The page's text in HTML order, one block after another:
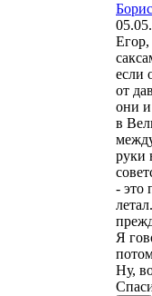
Егор,
если
от
они
в
руки
- это
Я
Ну,